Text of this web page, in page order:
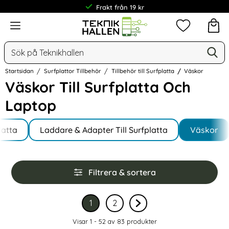
30 dagar öppet köp
Meny
Sök
Mina
Startsidan Surfplattor Tillbehör Tillbehör till Surfplatta Väskor
Väskor Till Surfplatta Och
Laptop
Hoppa
till
produkter
Underkategorier
Laddare & Adapter Till Surfplatta Väskor
Hoppa
över
filtersektionen
Filtrera & sortera
Filtrera & sortera
Nuvarande sida, sidan
1
av 2
Gå till sidan
2
av 2
Gå till nästa sida sidan
Visar 1 - 52 av 83 produkter